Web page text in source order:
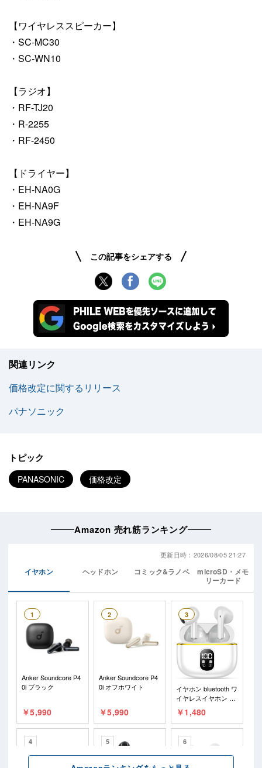
【ワイヤレススピーカー】
・SC-MC30
・SC-WN10
【ラジオ】
・RF-TJ20
・R-2255
・RF-2450
【ドライヤー】
・EH-NA0G
・EH-NA9F
・EH-NA9G
この記事をシェアする
関連リンク
価格改定に関するリリース
パナソニック
トピック
PANASONIC 価格改定